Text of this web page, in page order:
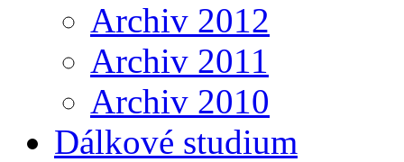
Archiv 2012
Archiv 2011
Archiv 2010
Dálkové studium